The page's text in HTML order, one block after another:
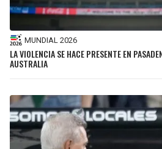
MUNDIAL 2026
LA VIOLENCIA SE HACE PRESENTE EN
AUSTRALIA